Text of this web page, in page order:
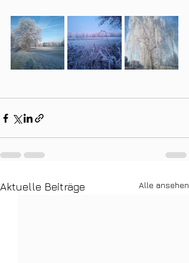
Aktuelle Beiträge Alle ansehen